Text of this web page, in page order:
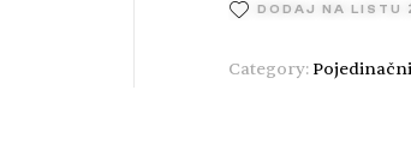
DODAJ NA LISTU
Category: